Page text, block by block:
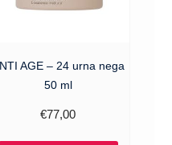
AGE – 24 urna nega
50 ml
€77,00